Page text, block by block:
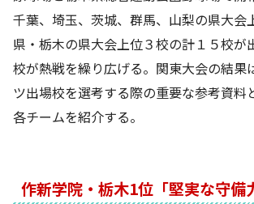
千葉、埼玉、茨城、群馬、山梨の県大会
県・栃木の県大会上位３校の計１５校が
校が熱戦を繰り広げる。関東大会の結果
ツ出場校を選考する際の重要な参考資料
各チームを紹介する。
作新学院・栃木1位「堅実な守備